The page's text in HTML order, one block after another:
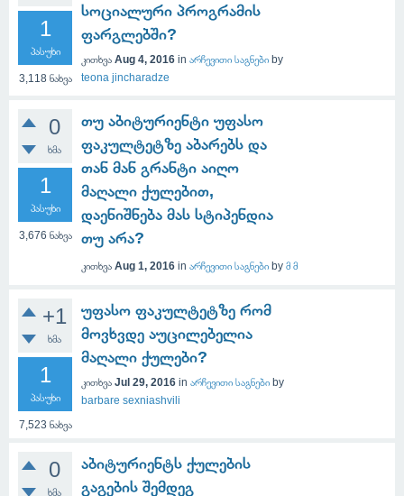
1
პასუხი
3,118 ნახვა
სოციალური პროგრამის
ფარგლებში?
კითხვა Aug 4, 2016 in არჩევითი საგნები by
teona jincharadze
0
ხმა
1
პასუხი
3,676 ნახვა
თუ აბიტურიენტი უფასო
ფაკულტეტზე აბარებს და
თან მან გრანტი აიღო
მაღალი ქულებით,
დაენიშნება მას სტიპენდია
თუ არა?
კითხვა Aug 1, 2016 in არჩევითი საგნები by მ მ
+1
ხმა
1
პასუხი
7,523 ნახვა
უფასო ფაკულტეტზე რომ
მოვხვდე აუცილებელია
მაღალი ქულები?
კითხვა Jul 29, 2016 in არჩევითი საგნები by
barbare sexniashvili
0
ხმა
აბიტურიენტს ქულების
გაგების შემდეგ